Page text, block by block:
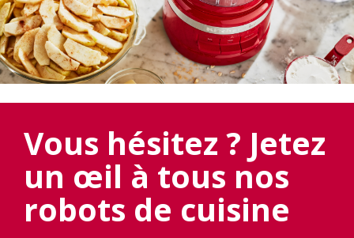
Vous hésitez ? Jetez
un œil à tous nos
robots de cuisine